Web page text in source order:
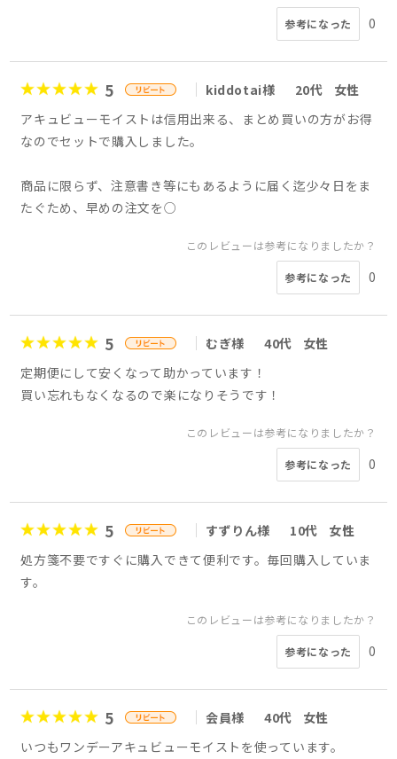
参考になった 0
5 kiddotai様 20代
女性
アキュビューモイストは信用出来る、まとめ買いの方がお得
なのでセットで購入しました。
商品に限らず、注意書き等にもあるように届く迄少々日をま
たぐため、早めの注文を○
このレビューは参考になりましたか？
参考になった 0
5 むぎ様 40代
女性
定期便にして安くなって助かっています！
買い忘れもなくなるので楽になりそうです！
このレビューは参考になりましたか？
参考になった 0
5 すずりん様 10代
女性
処方箋不要ですぐに購入できて便利です。毎回購入していま
す。
このレビューは参考になりましたか？
参考になった 0
5 会員様 40代
女性
いつもワンデーアキュビューモイストを使っています。